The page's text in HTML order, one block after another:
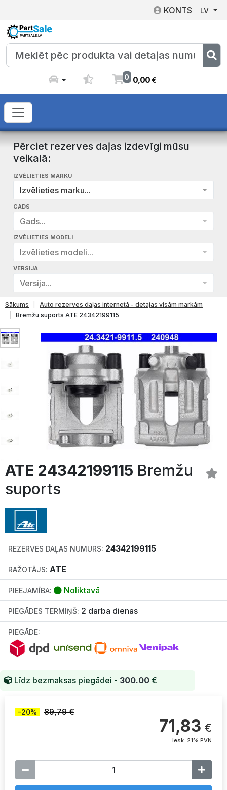
KONTS LV
0 0,00€
Pērciet rezerves daļas izdevīgi mūsu
veikalā:
IZVĒLIETIES MARKU
Izvēlieties marku...
GADS
Gads...
IZVĒLIETIES MODELI
Izvēlieties modeli...
VERSIJA
Versija...
Sākums
Auto rezerves daļas internetā - detaļas visām markām
Bremžu suports ATE 24342199115
ATE 24342199115 Bremžu
suports
REZERVES DAĻAS NUMURS: 24342199115
RAŽOTĀJS: ATE
PIEEJAMĪBA: Noliktavā
PIEGĀDES TERMIŅŠ: 2 darba dienas
PIEGĀDE:
Līdz bezmaksas piegādei - 300.00 €
-20% 89,79 €
71,83 €
iesk. 21% PVN